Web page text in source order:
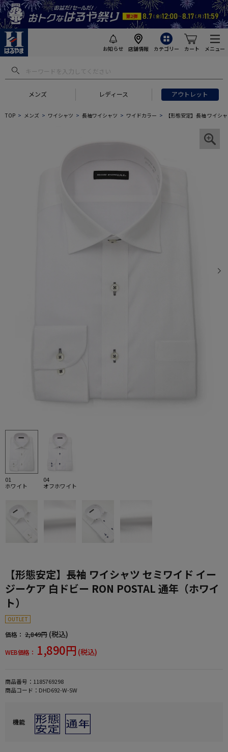
お知らせ 店舗情報 カテゴリー カート メニュー
メンズ レディース アウトレット
TOP メンズ ワイシャツ 長袖ワイシャツ ワイドカラー 【形態安定】長袖 ワイシ
01
ホワイト
04
オフホワイト
【形態安定】長袖 ワイシャツ セミワイド イー
ジーケア 白ドビー RON POSTAL 通年（ホワイ
ト）
OUTLET
価格： 2,849円 (税込)
WEB価格： 1,890円 (税込)
商品番号： 1185769298
商品コード： DHD692-W-SW
機能